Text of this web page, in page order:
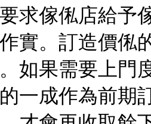
求傢俬店給予
實。訂造價俬
如果需要上門
一成作為前期